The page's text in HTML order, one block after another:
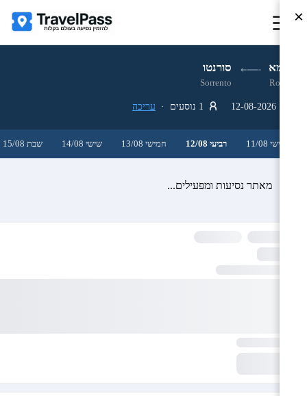
רומא סורנטו
Rome
Sorrento
עריכה
שלישי 11/08 רביעי 12/08 חמישי 13/08 שישי 14/08 שבת 15/08
מאתר נסיעות ומפעילים...
×